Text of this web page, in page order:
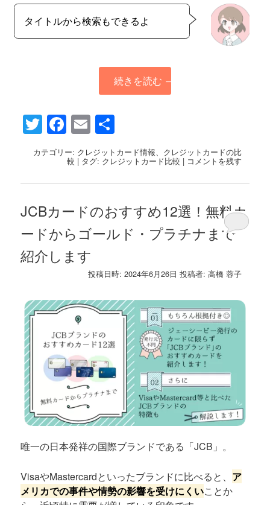
タイトルから検索もできるよ
続きを読む →
Twitter
Facebook
Email
有
カテゴリー: クレジットカード情報 クレジットカードの比
較 | タグ: クレジットカード比較 | コメントを残す
JCBカードのおすすめ12選！無料カ
ードからゴールド・プラチナまで
紹介します
投稿日時:2024年6月26日 投稿者:高橋 蓉子
唯一の日本発祥の国際ブランドである「JCB」。
VisaやMastercardといったブランドに比べると、 ア
メリカでの事件や情勢の影響を受けにくいことか